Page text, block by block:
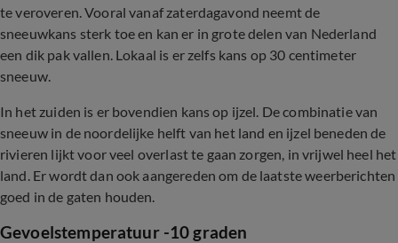
te veroveren. Vooral vanaf zaterdagavond neemt de
sneeuwkans sterk toe en kan er in grote delen van Nederland
een dik pak vallen. Lokaal is er zelfs kans op 30 centimeter
sneeuw.
In het zuiden is er bovendien kans op ijzel. De combinatie van
sneeuw in de noordelijke helft van het land en ijzel beneden de
rivieren lijkt voor veel overlast te gaan zorgen, in vrijwel heel het
land. Er wordt dan ook aangereden om de laatste weerberichten
goed in de gaten houden.
Gevoelstemperatuur -10 graden